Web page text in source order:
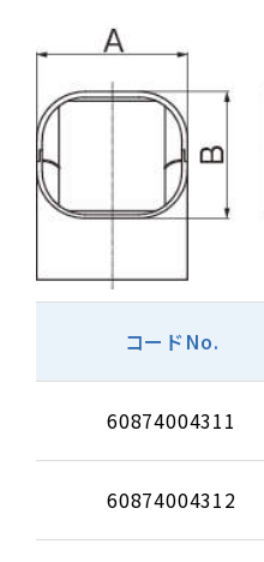
コードNo.
60874004311
60874004312